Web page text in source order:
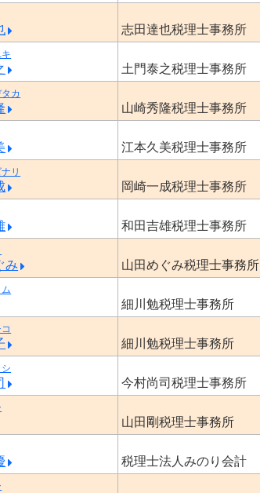
志田達也税理士事務所
土門泰之税理士事務所
カ
山崎秀隆税理士事務所
江本久美税理士事務所
リ
岡崎一成税理士事務所
和田吉雄税理士事務所
み 山田めぐみ税理士事務所
細川勉税理士事務所
細川勉税理士事務所
今村尚司税理士事務所
山田剛税理士事務所
税理士法人みのり会計